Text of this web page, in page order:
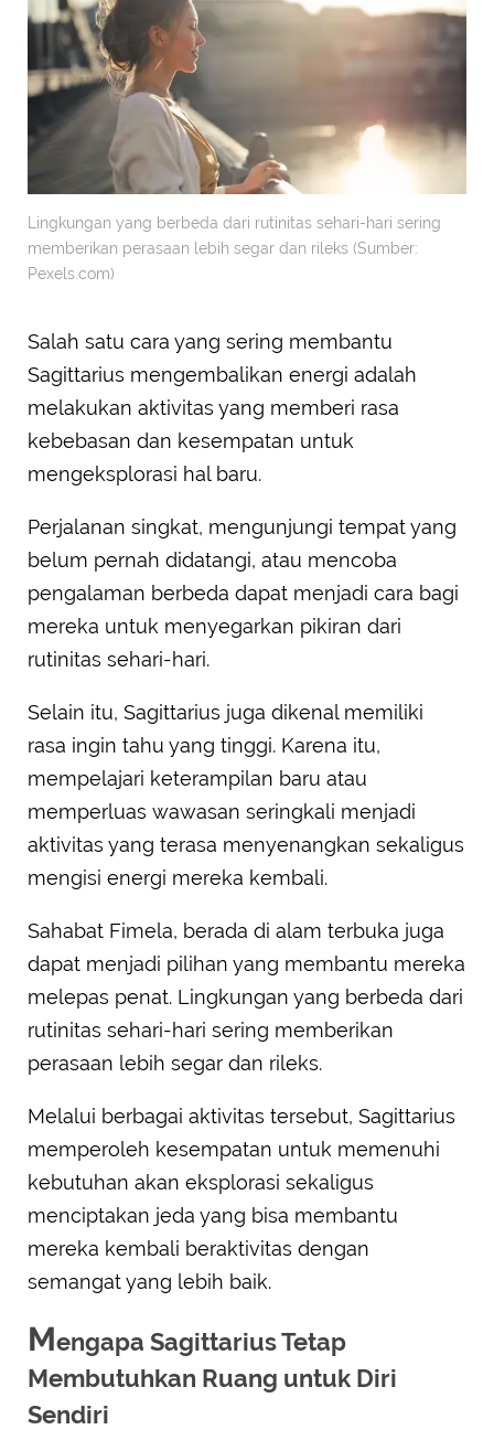
Lingkungan yang berbeda dari rutinitas sehari-hari sering
memberikan perasaan lebih segar dan rileks (Sumber:
Pexels.com)
Salah satu cara yang sering membantu
Sagittarius mengembalikan energi adalah
melakukan aktivitas yang memberi rasa
kebebasan dan kesempatan untuk
mengeksplorasi hal baru.
Perjalanan singkat, mengunjungi tempat yang
belum pernah didatangi, atau mencoba
pengalaman berbeda dapat menjadi cara bagi
mereka untuk menyegarkan pikiran dari
rutinitas sehari-hari.
Selain itu, Sagittarius juga dikenal memiliki
rasa ingin tahu yang tinggi. Karena itu,
mempelajari keterampilan baru atau
memperluas wawasan seringkali menjadi
aktivitas yang terasa menyenangkan sekaligus
mengisi energi mereka kembali.
Sahabat Fimela, berada di alam terbuka juga
dapat menjadi pilihan yang membantu mereka
melepas penat. Lingkungan yang berbeda dari
rutinitas sehari-hari sering memberikan
perasaan lebih segar dan rileks.
Melalui berbagai aktivitas tersebut, Sagittarius
memperoleh kesempatan untuk memenuhi
kebutuhan akan eksplorasi sekaligus
menciptakan jeda yang bisa membantu
mereka kembali beraktivitas dengan
semangat yang lebih baik.
Mengapa Sagittarius Tetap
Membutuhkan Ruang untuk Diri
Sendiri